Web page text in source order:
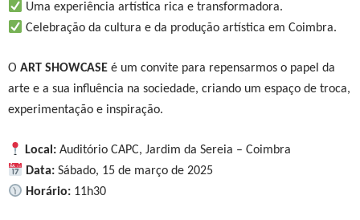
Uma experiência artística rica e transformadora.
Celebração da cultura e da produção artística em Coimbra.
O ART SHOWCASE é um convite para repensarmos o papel da
arte e a sua influência na sociedade, criando um espaço de troca,
experimentação e inspiração.
Local: Auditório CAPC, Jardim da Sereia – Coimbra
Data: Sábado, 15 de março de 2025
Horário: 11h30